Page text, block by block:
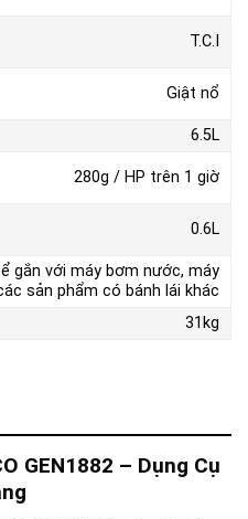
GEN1882 – Dụng Cụ
T.C.I
Giật nổ
6.5L
280g / HP trên 1 giờ
0.6L
gắn với máy bơm nước, máy
sản phẩm có bánh lái khác
31kg